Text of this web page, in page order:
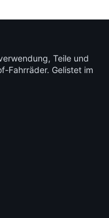
Teile und
Fahrräder. Gelistet im